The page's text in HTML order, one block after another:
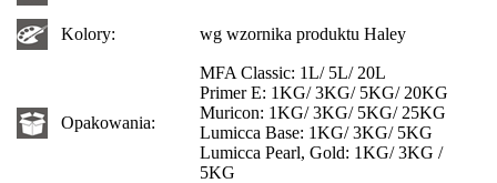
Kolory: wg wzornika produktu Haley
Opakowania:
MFA Classic: 1L/ 5L/ 20L
Primer E: 1KG/ 3KG/ 5KG/ 20KG
Muricon: 1KG/ 3KG/ 5KG/ 25KG
Lumicca Base: 1KG/ 3KG/ 5KG
Lumicca Pearl, Gold: 1KG/ 3KG /
5KG